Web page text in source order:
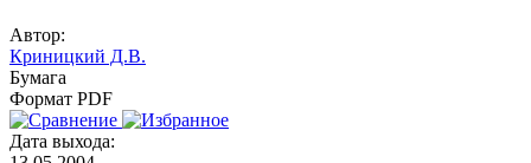
Автор:
Криницкий Д.В.
Бумага
Формат PDF
Дата выхода: